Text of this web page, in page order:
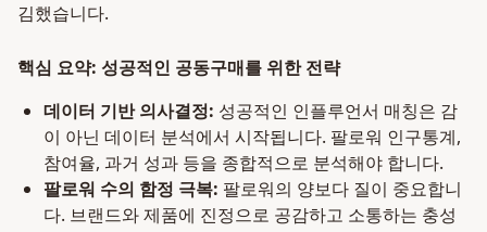
김했습니다.
핵심 요약: 성공적인 공동구매를 위한 전략
데이터 기반 의사결정: 성공적인 인플루언서 매칭은 감
이 아닌 데이터 분석에서 시작됩니다. 팔로워 인구통계,
참여율, 과거 성과 등을 종합적으로 분석해야 합니다.
팔로워 수의 함정 극복: 팔로워의 양보다 질이 중요합니
다. 브랜드와 제품에 진정으로 공감하고 소통하는 충성